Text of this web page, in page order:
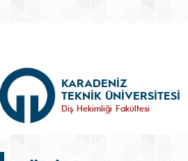
KARADENİZ
TEKNİK ÜNİVERSİTESİ
Diş Hekimliği Fakültesi